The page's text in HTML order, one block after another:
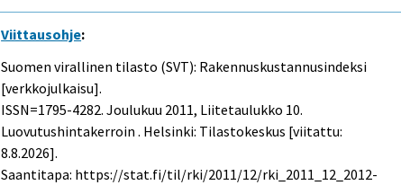
Viittausohje:
Suomen virallinen tilasto (SVT): Rakennuskustannusindeksi
[verkkojulkaisu].
ISSN=1795-4282.Joulukuu 2011, Liitetaulukko 10.
Luovutushintakerroin . Helsinki: Tilastokeskus [viitattu:
8.8.2026].
Saantitapa: https://stat.fi/til/rki/2011/12/rki_2011_12_2012-